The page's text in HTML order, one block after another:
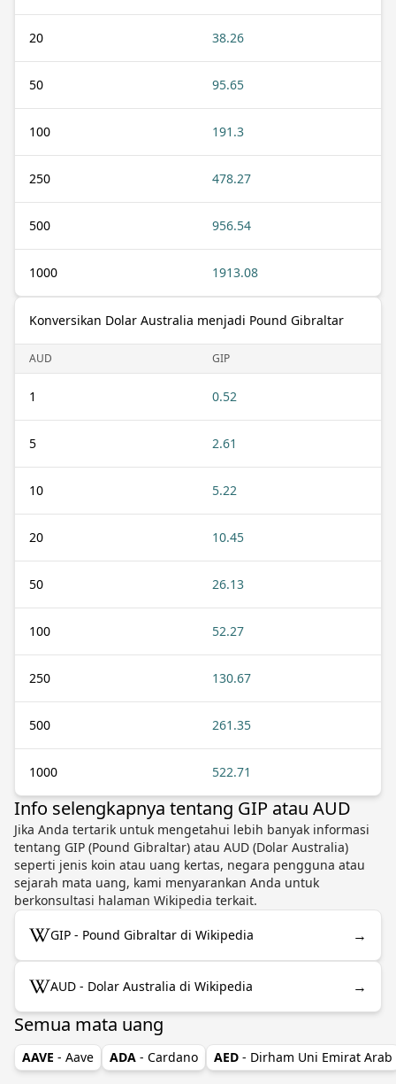
20 38.26
50 95.65
100 191.3
250 478.27
500 956.54
1000 1913.08
Konversikan Dolar Australia menjadi Pound Gibraltar
AUD GIP
1 0.52
5 2.61
10 5.22
20 10.45
50 26.13
100 52.27
250 130.67
500 261.35
1000 522.71
Info selengkapnya tentang GIP atau AUD
Jika Anda tertarik untuk mengetahui lebih banyak informasi
tentang GIP (Pound Gibraltar) atau AUD (Dolar Australia)
seperti jenis koin atau uang kertas, negara pengguna atau
sejarah mata uang, kami menyarankan Anda untuk
berkonsultasi halaman Wikipedia terkait.
GIP - Pound Gibraltar di Wikipedia →
AUD - Dolar Australia di Wikipedia →
Semua mata uang
AAVE - Aave ADA - Cardano AED - Dirham Uni Emirat Arab